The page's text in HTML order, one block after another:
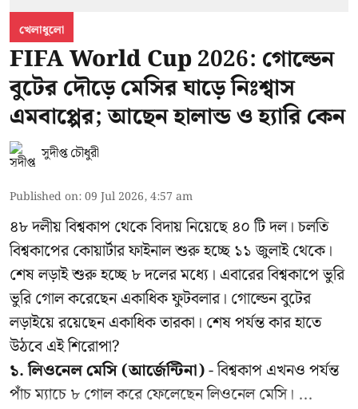
খেলাধুলো
FIFA World Cup 2026: গোল্ডেন
বুটের দৌড়ে মেসির ঘাড়ে নিঃশ্বাস
এমবাপ্পের; আছেন হালান্ড ও হ্যারি কেন
সুদীপ্ত চৌধুরী
Published on:09 Jul 2026, 4:57 am
৪৮ দলীয় বিশ্বকাপ থেকে বিদায় নিয়েছে ৪০ টি দল। চলতি
বিশ্বকাপের কোয়ার্টার ফাইনাল শুরু হচ্ছে ১১ জুলাই থেকে।
শেষ লড়াই শুরু হচ্ছে ৮ দলের মধ্যে। এবারের বিশ্বকাপে ভুরি
ভুরি গোল করেছেন একাধিক ফুটবলার। গোল্ডেন বুটের
লড়াইয়ে রয়েছেন একাধিক তারকা। শেষ পর্যন্ত কার হাতে
উঠবে এই শিরোপা?
১. লিওনেল মেসি (আর্জেন্টিনা)- বিশ্বকাপ এখনও পর্যন্ত
পাঁচ ম্যাচে ৮ গোল করে ফেলেছেন লিওনেল মেসি। ...